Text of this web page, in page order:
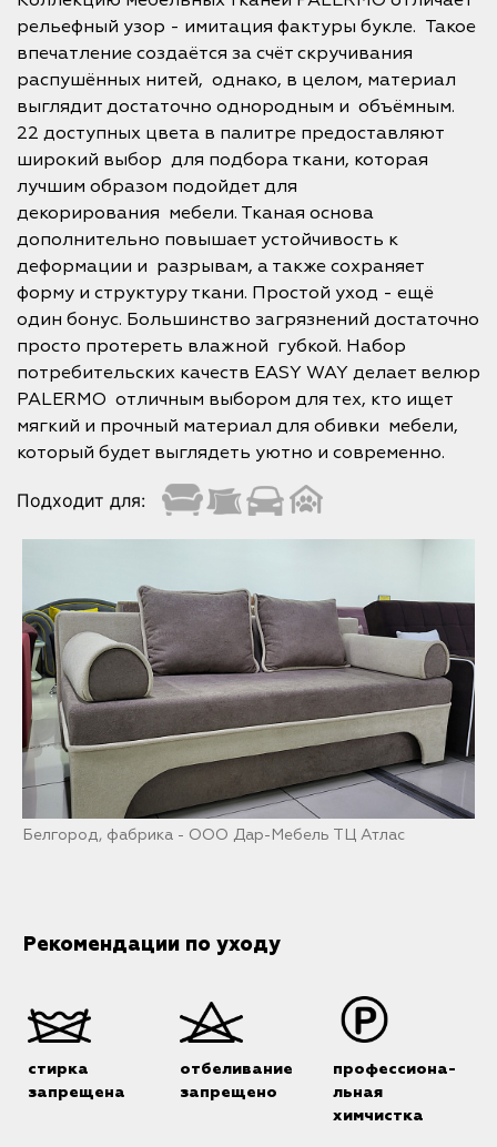
рельефный узор - имитация фактуры букле. Такое
впечатление создаётся за счёт скручивания
распушённых нитей, однако, в целом, материал
выглядит достаточно однородным и объёмным.
22 доступных цвета в палитре предоставляют
широкий выбор для подбора ткани, которая
лучшим образом подойдет для
декорирования мебели. Тканая основа
дополнительно повышает устойчивость к
деформации и разрывам, а также сохраняет
форму и структуру ткани. Простой уход - ещё
один бонус. Большинство загрязнений достаточно
просто протереть влажной губкой. Набор
потребительских качеств EASY WAY делает велюр
PALERMO отличным выбором для тех, кто ищет
мягкий и прочный материал для обивки мебели,
который будет выглядеть уютно и современно.
Подходит для:
Белгород, фабрика - ООО Дар-Мебель ТЦ Атлас
Рекомендации по уходу
стирка
запрещена
отбеливание
запрещено
профессиона-
льная
химчистка